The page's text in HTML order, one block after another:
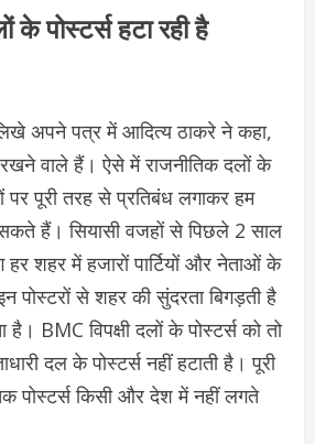
के पोस्टर्स हटा रही है
अपने पत्र में आदित्य ठाकरे ने कहा,
वाले हैं। ऐसे में राजनीतिक दलों के
पूरी तरह से प्रतिबंध लगाकर हम
सकते हैं। सियासी वजहों से पिछले 2 साल
शहर में हजारों पार्टियों और नेताओं के
पोस्टरों से शहर की सुंदरता बिगड़ती है
BMC विपक्षी दलों के पोस्टर्स को तो
दल के पोस्टर्स नहीं हटाती है। पूरी
पोस्टर्स किसी और देश में नहीं लगते